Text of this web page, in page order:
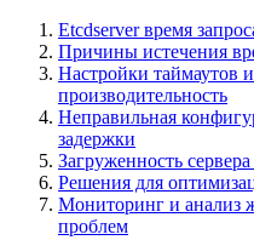
Etcdserver время
Причины истечения
Настройки таймаутов
производительность
Неправильная
задержки
Загруженность
Решения для
Мониторинг и анализ
проблем